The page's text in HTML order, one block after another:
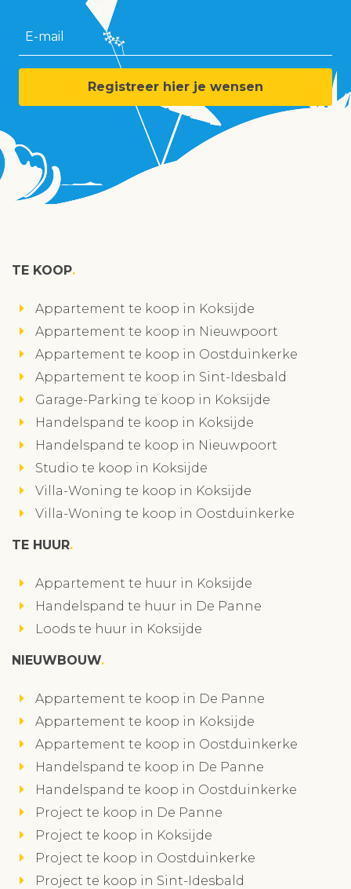
E-mail
Registreer hier je wensen
TE KOOP
Appartement te koop in Koksijde
Appartement te koop in Nieuwpoort
Appartement te koop in Oostduinkerke
Appartement te koop in Sint-Idesbald
Garage-Parking te koop in Koksijde
Handelspand te koop in Koksijde
Handelspand te koop in Nieuwpoort
Studio te koop in Koksijde
Villa-Woning te koop in Koksijde
Villa-Woning te koop in Oostduinkerke
TE HUUR
Appartement te huur in Koksijde
Handelspand te huur in De Panne
Loods te huur in Koksijde
NIEUWBOUW
Appartement te koop in De Panne
Appartement te koop in Koksijde
Appartement te koop in Oostduinkerke
Handelspand te koop in De Panne
Handelspand te koop in Oostduinkerke
Project te koop in De Panne
Project te koop in Koksijde
Project te koop in Oostduinkerke
Project te koop in Sint-Idesbald